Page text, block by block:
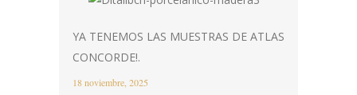
YA TENEMOS LAS MUESTRAS DE ATLAS
CONCORDE!.
18 noviembre, 2025